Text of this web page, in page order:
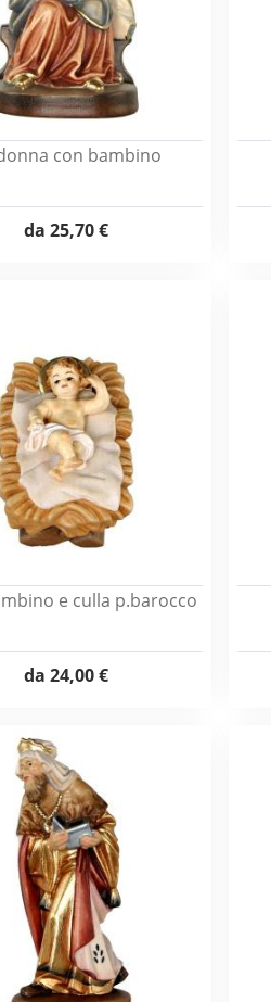
con bambino
da 25,70 €
e culla p.barocco
da 24,00 €